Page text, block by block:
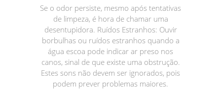
Se o odor persiste, mesmo após tentativas
de limpeza, é hora de chamar uma
desentupidora. Ruídos Estranhos: Ouvir
borbulhas ou ruídos estranhos quando a
água escoa pode indicar ar preso nos
canos, sinal de que existe uma obstrução.
Estes sons não devem ser ignorados, pois
podem prever problemas maiores.